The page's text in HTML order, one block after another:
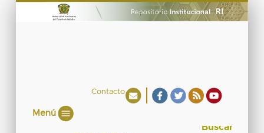
Contacto
Menú
Buscar